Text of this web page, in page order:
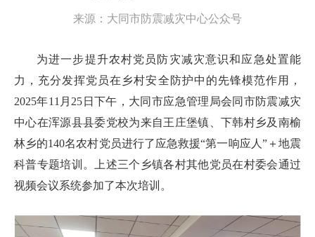
来源： 大同市防震减灾中心公众号
为进一步提升农村党员防灾减灾意识和应急处置能
力，充分发挥党员在乡村安全防护中的先锋模范作用，
2025年11月25日下午，大同市应急管理局会同市防震减灾
中心在浑源县县委党校为来自王庄堡镇、下韩村乡及南榆
林乡的140名农村党员进行了应急救援“第一响应人”＋地震
科普专题培训。上述三个乡镇各村其他党员在村委会通过
视频会议系统参加了本次培训。